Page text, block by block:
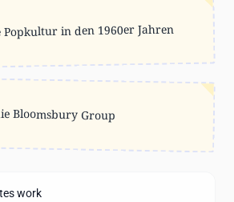
in den 1960er Jahren
Bloomsbury Group
work